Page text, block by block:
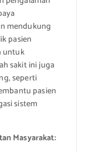
mendukung
pasien
untuk
sakit ini juga
seperti
pasien
sistem
Masyarakat: